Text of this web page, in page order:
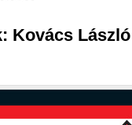
Kovács László